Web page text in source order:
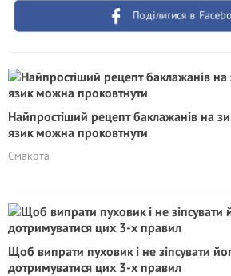
Поділитися в
Найпростіший рецепт баклажанів на
язик можна проковтнути
Смакота
Щоб випрати пуховик і не зіпсувати
дотримуватися цих 3-х правил